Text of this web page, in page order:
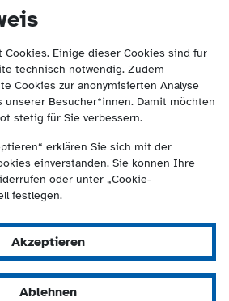
Cookies. Einige dieser Cookies sind für
technisch notwendig. Zudem
Cookies zur anonymisierten Analyse
unserer Besucher*innen. Damit möchten
stetig für Sie verbessern.
erklären Sie sich mit der
einverstanden. Sie können Ihre
oder unter „Cookie-
festlegen.
Akzeptieren
Ablehnen
springen
und Suche) springen.